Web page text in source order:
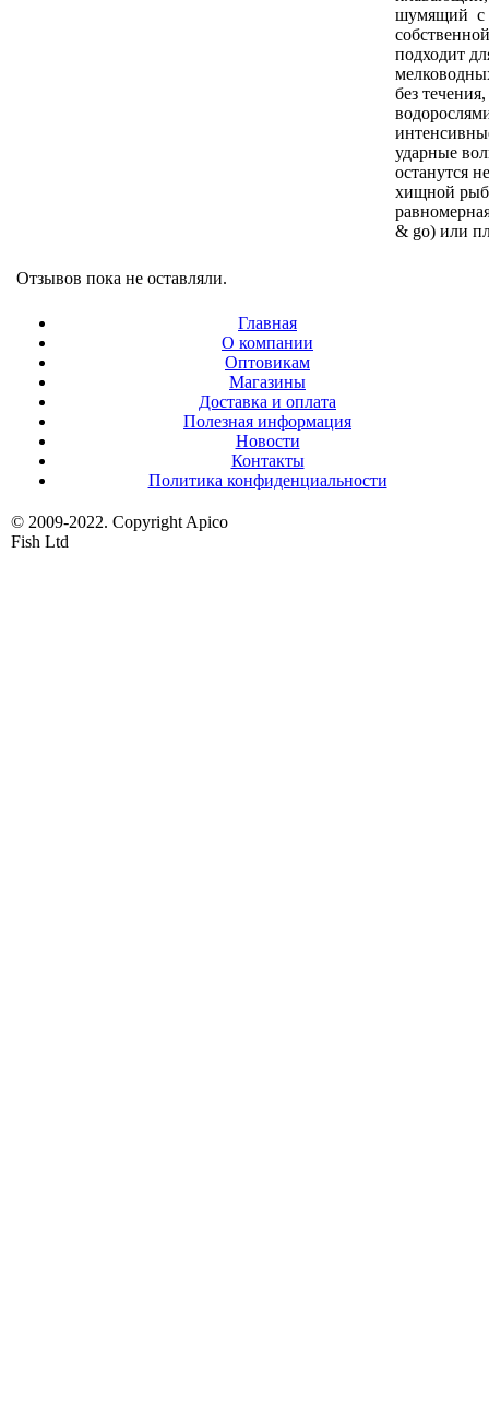
шумящий с
подходит
без
ударные
останутся
хищной
& go) или
Отзывов пока не оставляли.
Главная
О компании
Оптовикам
Магазины
Доставка и оплата
Полезная информация
Новости
Контакты
Политика конфиденциальности
© 2009-2022. Copyright Apico
Fish Ltd